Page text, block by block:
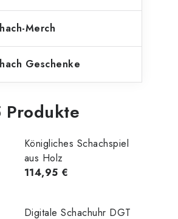
Merch
Geschenke
Produkte
Königliches Schachspiel
aus Holz
114,95 €
Digitale Schachuhr DGT